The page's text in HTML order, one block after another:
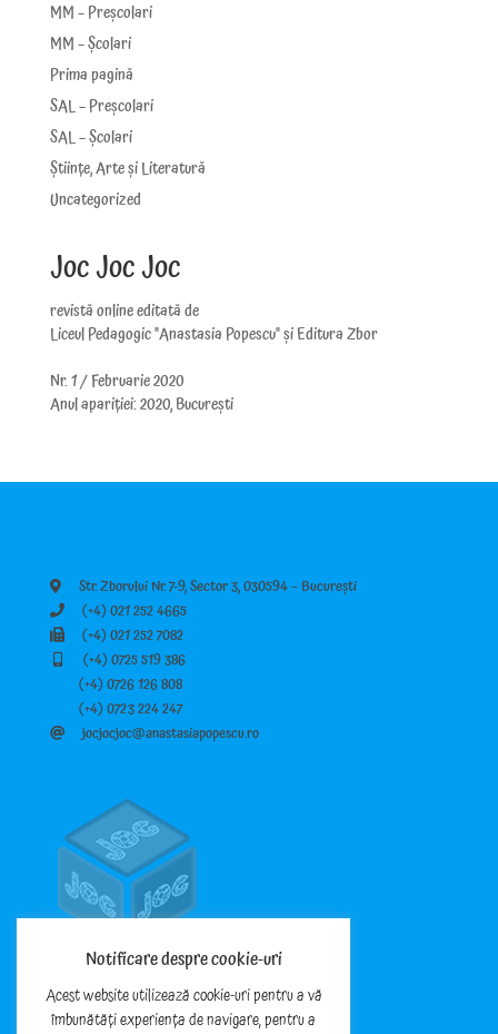
MM – Preșcolari
MM – Școlari
Prima pagină
SAL – Preșcolari
SAL – Școlari
Științe, Arte și Literatură
Uncategorized
Joc Joc Joc
revistă online editată de
Liceul Pedagogic "Anastasia Popescu" și Editura Zbor
Nr. 1 / Februarie 2020
Anul apariției: 2020, București
Str. Zborului Nr. 7-9, Sector 3, 030594 – București
(+4) 021 252 4665
(+4) 021 252 7082
(+4) 0725 519 386
(+4) 0726 126 808
(+4) 0723 224 247
jocjocjoc@anastasiapopescu.ro
Notificare despre cookie-uri
Acest website utilizează cookie-uri pentru a vă
îmbunătăți experiența de navigare, pentru a